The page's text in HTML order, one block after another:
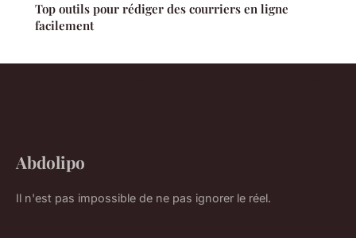
Top outils pour rédiger des courriers en ligne
facilement
Abdolipo
Il n'est pas impossible de ne pas ignorer le réel.